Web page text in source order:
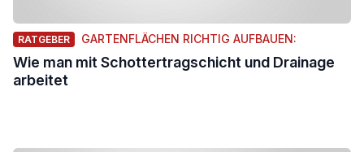
RATGEBER GARTENFLÄCHEN RICHTIG AUFBAUEN:
Wie man mit Schottertragschicht und Drainage
arbeitet